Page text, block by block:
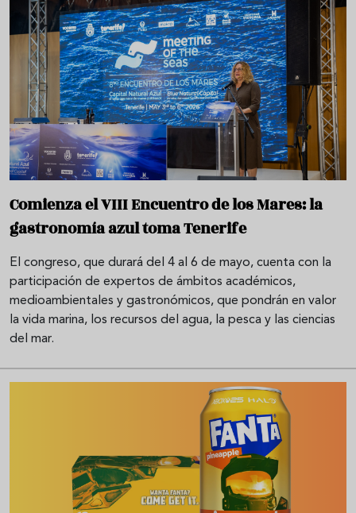
Comienza el VIII Encuentro de los Mares: la
gastronomía azul toma Tenerife
El congreso, que durará del 4 al 6 de mayo, cuenta con la
participación de expertos de ámbitos académicos,
medioambientales y gastronómicos, que pondrán en valor
la vida marina, los recursos del agua, la pesca y las ciencias
del mar.